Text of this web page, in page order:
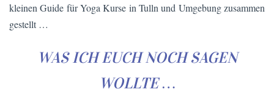
kleinen Guide für Yoga Kurse in Tulln und Umgebung zusammen
gestellt …
WAS ICH EUCH NOCH SAGEN
WOLLTE …